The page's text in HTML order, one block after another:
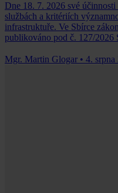
Dne 18. 7. 2026 své
službách a kritériích
infrastruktuře. Ve Sbírce
publikováno pod č. 127/2026
Mgr. Martin Glogar • 4. srpna